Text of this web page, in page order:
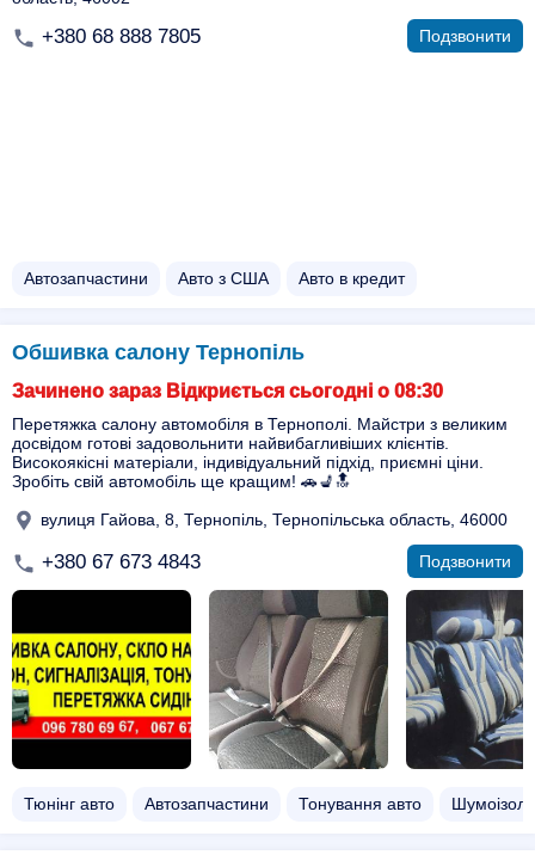
+380 68 888 7805 Подзвонити
Автозапчастини Авто з США Авто в кредит
Обшивка салону Тернопіль
Зачинено зараз Відкриється сьогодні о 08:30
Перетяжка салону автомобіля в Тернополі. Майстри з великим
досвідом готові задовольнити найвибагливіших клієнтів.
Високоякісні матеріали, індивідуальний підхід, приємні ціни.
Зробіть свій автомобіль ще кращим! 🚗💺🔝
вулиця Гайова, 8, Тернопіль, Тернопільська область, 46000
+380 67 673 4843 Подзвонити
Тюнінг авто Автозапчастини Тонування авто